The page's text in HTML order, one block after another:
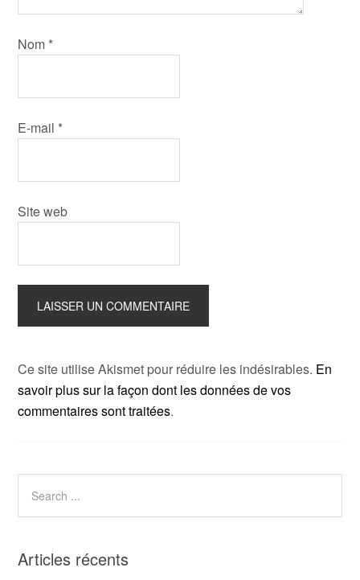
Nom *
E-mail *
Site web
Ce site utilise Akismet pour réduire les indésirables. En
savoir plus sur la façon dont les données de vos
commentaires sont traitées.
Articles récents